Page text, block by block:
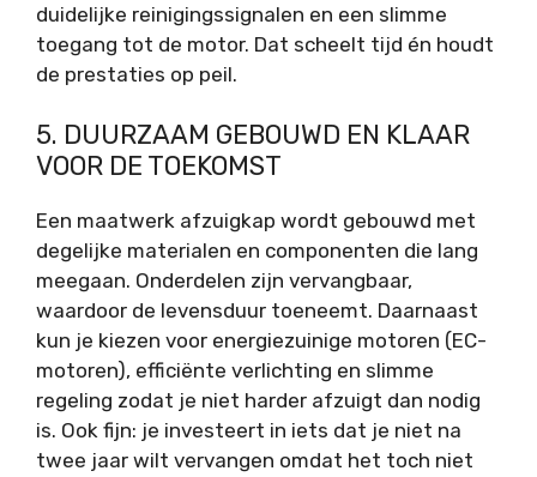
duidelijke reinigingssignalen en een slimme
toegang tot de motor. Dat scheelt tijd én houdt
de prestaties op peil.
5. DUURZAAM GEBOUWD EN KLAAR
VOOR DE TOEKOMST
Een maatwerk afzuigkap wordt gebouwd met
degelijke materialen en componenten die lang
meegaan. Onderdelen zijn vervangbaar,
waardoor de levensduur toeneemt. Daarnaast
kun je kiezen voor energiezuinige motoren (EC-
motoren), efficiënte verlichting en slimme
regeling zodat je niet harder afzuigt dan nodig
is. Ook fijn: je investeert in iets dat je niet na
twee jaar wilt vervangen omdat het toch niet